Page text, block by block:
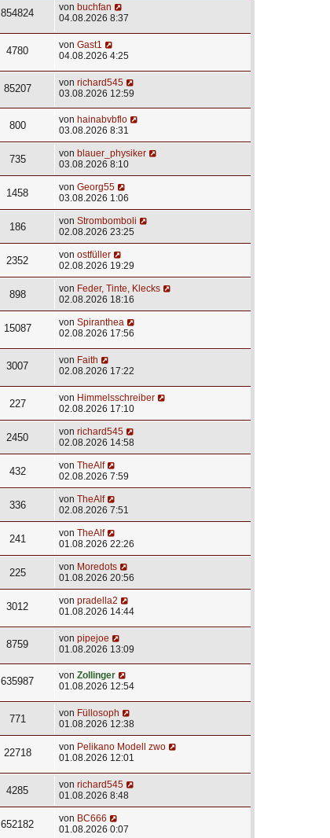
854824 von buchfan
04.08.2026 8:37
4780 von Gast1
04.08.2026 4:25
85207 von richard545
03.08.2026 12:59
800 von hainabvbflo
03.08.2026 8:31
735 von blauer_physiker
03.08.2026 8:10
1458 von Georg55
03.08.2026 1:06
186 von Strombomboli
02.08.2026 23:25
2352 von ostfüller
02.08.2026 19:29
898 von Feder, Tinte, Klecks
02.08.2026 18:16
15087 von Spiranthea
02.08.2026 17:56
3007 von Faith
02.08.2026 17:22
227 von Himmelsschreiber
02.08.2026 17:10
2450 von richard545
02.08.2026 14:58
432 von TheAlf
02.08.2026 7:59
336 von TheAlf
02.08.2026 7:51
241 von TheAlf
01.08.2026 22:26
225 von Moredots
01.08.2026 20:56
3012 von pradella2
01.08.2026 14:44
8759 von pipejoe
01.08.2026 13:09
635987 von Zollinger
01.08.2026 12:54
771 von Füllosoph
01.08.2026 12:38
22718 von Pelikano Modell zwo
01.08.2026 12:01
4285 von richard545
01.08.2026 8:48
652182 von BC666
01.08.2026 0:07